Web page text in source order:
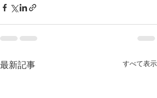
最新記事 すべて表示